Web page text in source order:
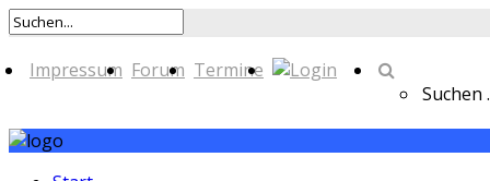
Impressum Forum Termine
Suchen